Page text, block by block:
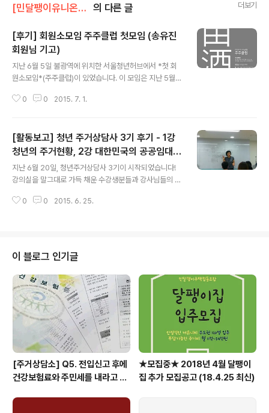
[민달팽이유니온]/* 활동보고 의 다른 글 더보기
[후기] 회원소모임 주주클럽 첫모임 (송유진
회원님 기고)
지난 6월 5일 불광역에 위치한 서울청년허브에서 *첫 회
원소모임*(주주클럽)이 있었습니다. 이 모임은 지난 5월 2
원조합원으로만이 아닌 각자의 역할을 갖고 활동하고 싶다
제가 느끼고 있는 사회적 문제를 함께 느끼고, 해결하고자
하는 사람들과 함께 연대하고 싶은 마음도 컸기 때문입니
다. 드디어!! *첫 회원소모임*(주주클럽)이 시작되는 날! 이
날은 초동모임이긴 하지만 신입회원교육 때 이미 얼굴을
볍게 참석했습니다. 게다가 모임 이름도 주주클럽인 이유
0 0 2015. 7. 1.
[활동보고] 청년 주거상담사 3기 후기 - 1강
청년의 주거현황, 2강 대한민국의 공공임대주
택
지난 6월 20일, 청년주거상담사 3기이 시작되었습니다!
강의실을 말그대로 가득 채운 수강생분들과 강사님들의 열
일정들을 공유하고 자기소개를 한 OT, 청년의 주거현황에
들 쭈뼛쭈뼛하셨는데, 한 분씩 돌아가며 자기소개와 어떻
게 오게됐는지를 이야기하는 시간을 가지고 나니 모두들
한결 표정이 부드러워진 걸 볼 수 있었습니다. 30명의 소
개를 다 듣기에 길 수도 있었는데 그런 걱정이 무색하리만
큼 집중해서 서로의 이야기를 들어주셨답니다. 다양한 분
들이 시간과 의지를 들여 주거상담사 양성과정을 들..
0 0 2015. 6. 25.
이 블로그 인기글
[주거상담소] Q5. 전입신고 후에
건강보험료와 주민세를 내라고 고
★모집중★ 2018년 4월 달팽이
집 추가 모집공고 (18.4.25 최신)